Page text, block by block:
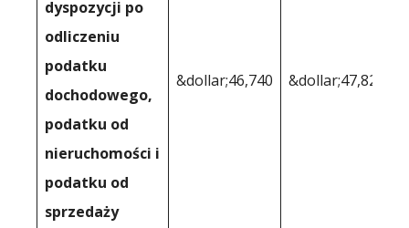
dyspozycji po
odliczeniu
podatku
dochodowego,
podatku od
nieruchomości i
podatku od
sprzedaży
&dollar;46,740 &dollar;47,824